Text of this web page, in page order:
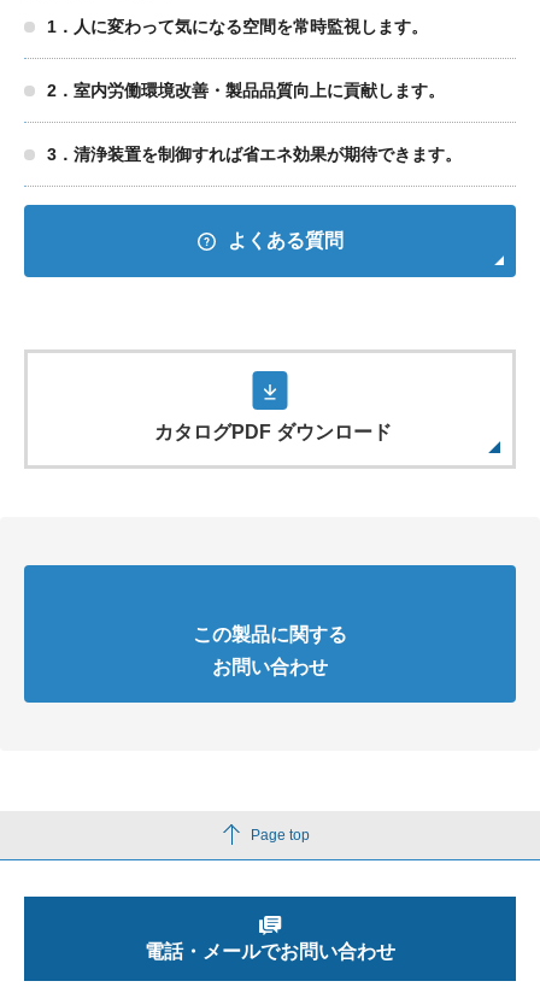
1．人に変わって気になる空間を常時監視します。
2．室内労働環境改善・製品品質向上に貢献します。
3．清浄装置を制御すれば省エネ効果が期待できます。
よくある質問
カタログPDF ダウンロード
この製品に関する
お問い合わせ
Page top
電話・メールでお問い合わせ